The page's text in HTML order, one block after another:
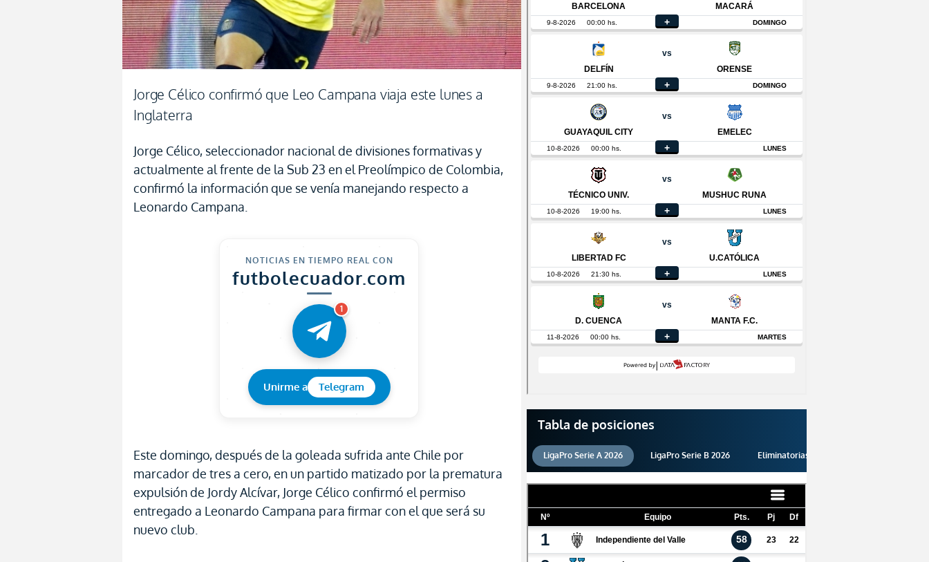
Jorge Célico confirmó que Leo Campana viaja este lunes a
Inglaterra
Jorge Célico, seleccionador nacional de divisiones formativas y
actualmente al frente de la Sub 23 en el Preolímpico de Colombia,
confirmó la información que se venía manejando respecto a
Leonardo Campana.
NOTICIAS EN TIEMPO REAL CON
futbolecuador.com
1
Unirme a Telegram
Este domingo, después de la goleada sufrida ante Chile por
marcador de tres a cero, en un partido matizado por la prematura
expulsión de Jordy Alcívar, Jorge Célico confirmó el permiso
entregado a Leonardo Campana para firmar con el que será su
nuevo club.
Tabla de posiciones
LigaPro Serie A 2026 LigaPro Serie B 2026 Eliminatorias 2026